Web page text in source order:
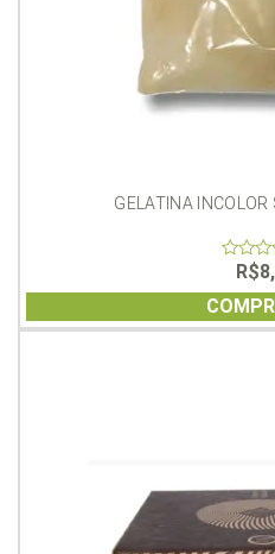
GELATINA
of
5
R$